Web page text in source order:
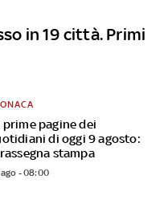
in 19 città. Primi
prime pagine dei
di oggi 9 agosto:
stampa
- 08:00